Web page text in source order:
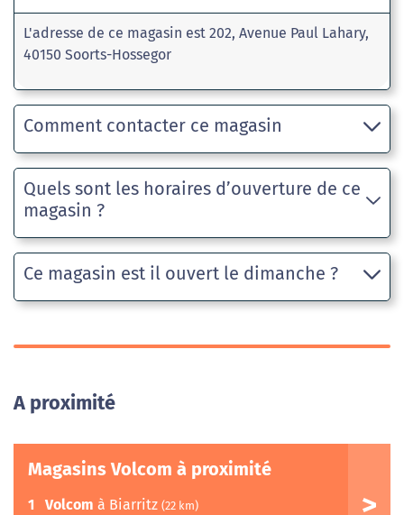
L'adresse de ce magasin est 202, Avenue Paul Lahary,
40150 Soorts-Hossegor
Comment contacter ce magasin
Quels sont les horaires d’ouverture de ce
magasin ?
Ce magasin est il ouvert le dimanche ?
A proximité
Magasins Volcom à proximité
1 Volcom à Biarritz (22 km)